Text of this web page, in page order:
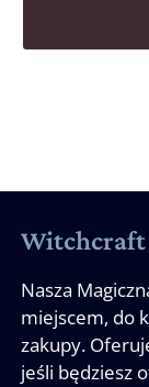
Witchcraft
Nasza
miejscem, do
zakupy.
jeśli będziesz